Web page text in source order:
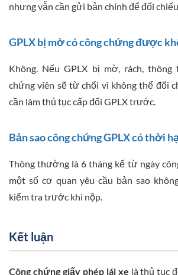
nhưng vẫn cần gửi bản chính để đối
GPLX bị mờ có công chứng được
Không. Nếu GPLX bị mờ, rách, thông
chứng viên sẽ từ chối vì không thể đối
cần làm thủ tục cấp đổi GPLX trước.
Bản sao công chứng GPLX có thời
Thông thường là 6 tháng kể từ ngày
một số cơ quan yêu cầu bản sao
kiểm tra trước khi nộp.
Kết luận
Công chứng giấy phép lái xe là thủ tục